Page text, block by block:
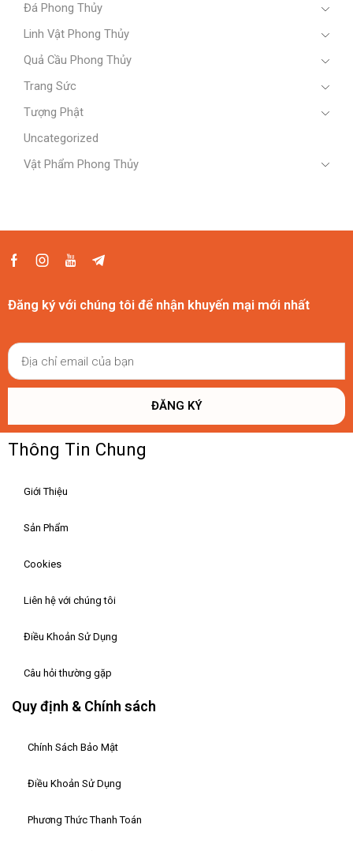
Đá Phong Thủy
Linh Vật Phong Thủy
Quả Cầu Phong Thủy
Trang Sức
Tượng Phật
Uncategorized
Vật Phẩm Phong Thủy
Đăng ký với chúng tôi để nhận khuyến mại mới nhất
ĐĂNG KÝ
Thông Tin Chung
Giới Thiệu
Sản Phẩm
Cookies
Liên hệ với chúng tôi
Điều Khoản Sử Dụng
Câu hỏi thường gặp
Quy định & Chính sách
Chính Sách Bảo Mật
Điều Khoản Sử Dụng
Phương Thức Thanh Toán